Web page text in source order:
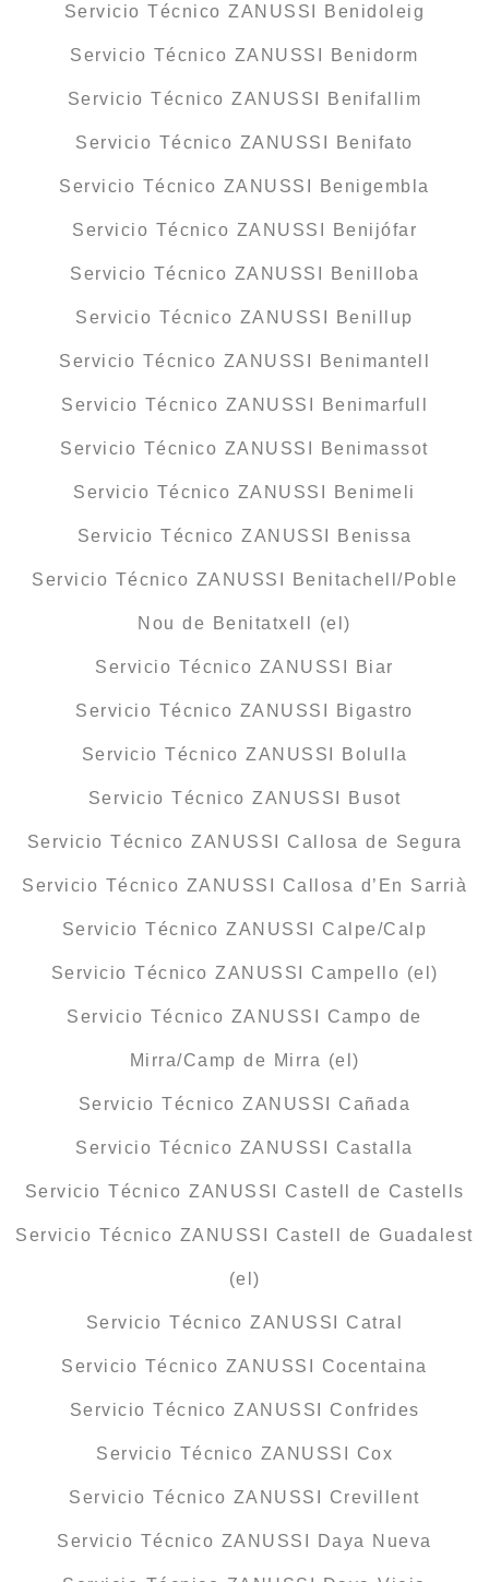
Servicio Técnico ZANUSSI Benidoleig
Servicio Técnico ZANUSSI Benidorm
Servicio Técnico ZANUSSI Benifallim
Servicio Técnico ZANUSSI Benifato
Servicio Técnico ZANUSSI Benigembla
Servicio Técnico ZANUSSI Benijófar
Servicio Técnico ZANUSSI Benilloba
Servicio Técnico ZANUSSI Benillup
Servicio Técnico ZANUSSI Benimantell
Servicio Técnico ZANUSSI Benimarfull
Servicio Técnico ZANUSSI Benimassot
Servicio Técnico ZANUSSI Benimeli
Servicio Técnico ZANUSSI Benissa
Servicio Técnico ZANUSSI Benitachell/Poble
Nou de Benitatxell (el)
Servicio Técnico ZANUSSI Biar
Servicio Técnico ZANUSSI Bigastro
Servicio Técnico ZANUSSI Bolulla
Servicio Técnico ZANUSSI Busot
Servicio Técnico ZANUSSI Callosa de Segura
Servicio Técnico ZANUSSI Callosa d’En Sarrià
Servicio Técnico ZANUSSI Calpe/Calp
Servicio Técnico ZANUSSI Campello (el)
Servicio Técnico ZANUSSI Campo de
Mirra/Camp de Mirra (el)
Servicio Técnico ZANUSSI Cañada
Servicio Técnico ZANUSSI Castalla
Servicio Técnico ZANUSSI Castell de Castells
Servicio Técnico ZANUSSI Castell de Guadalest
(el)
Servicio Técnico ZANUSSI Catral
Servicio Técnico ZANUSSI Cocentaina
Servicio Técnico ZANUSSI Confrides
Servicio Técnico ZANUSSI Cox
Servicio Técnico ZANUSSI Crevillent
Servicio Técnico ZANUSSI Daya Nueva